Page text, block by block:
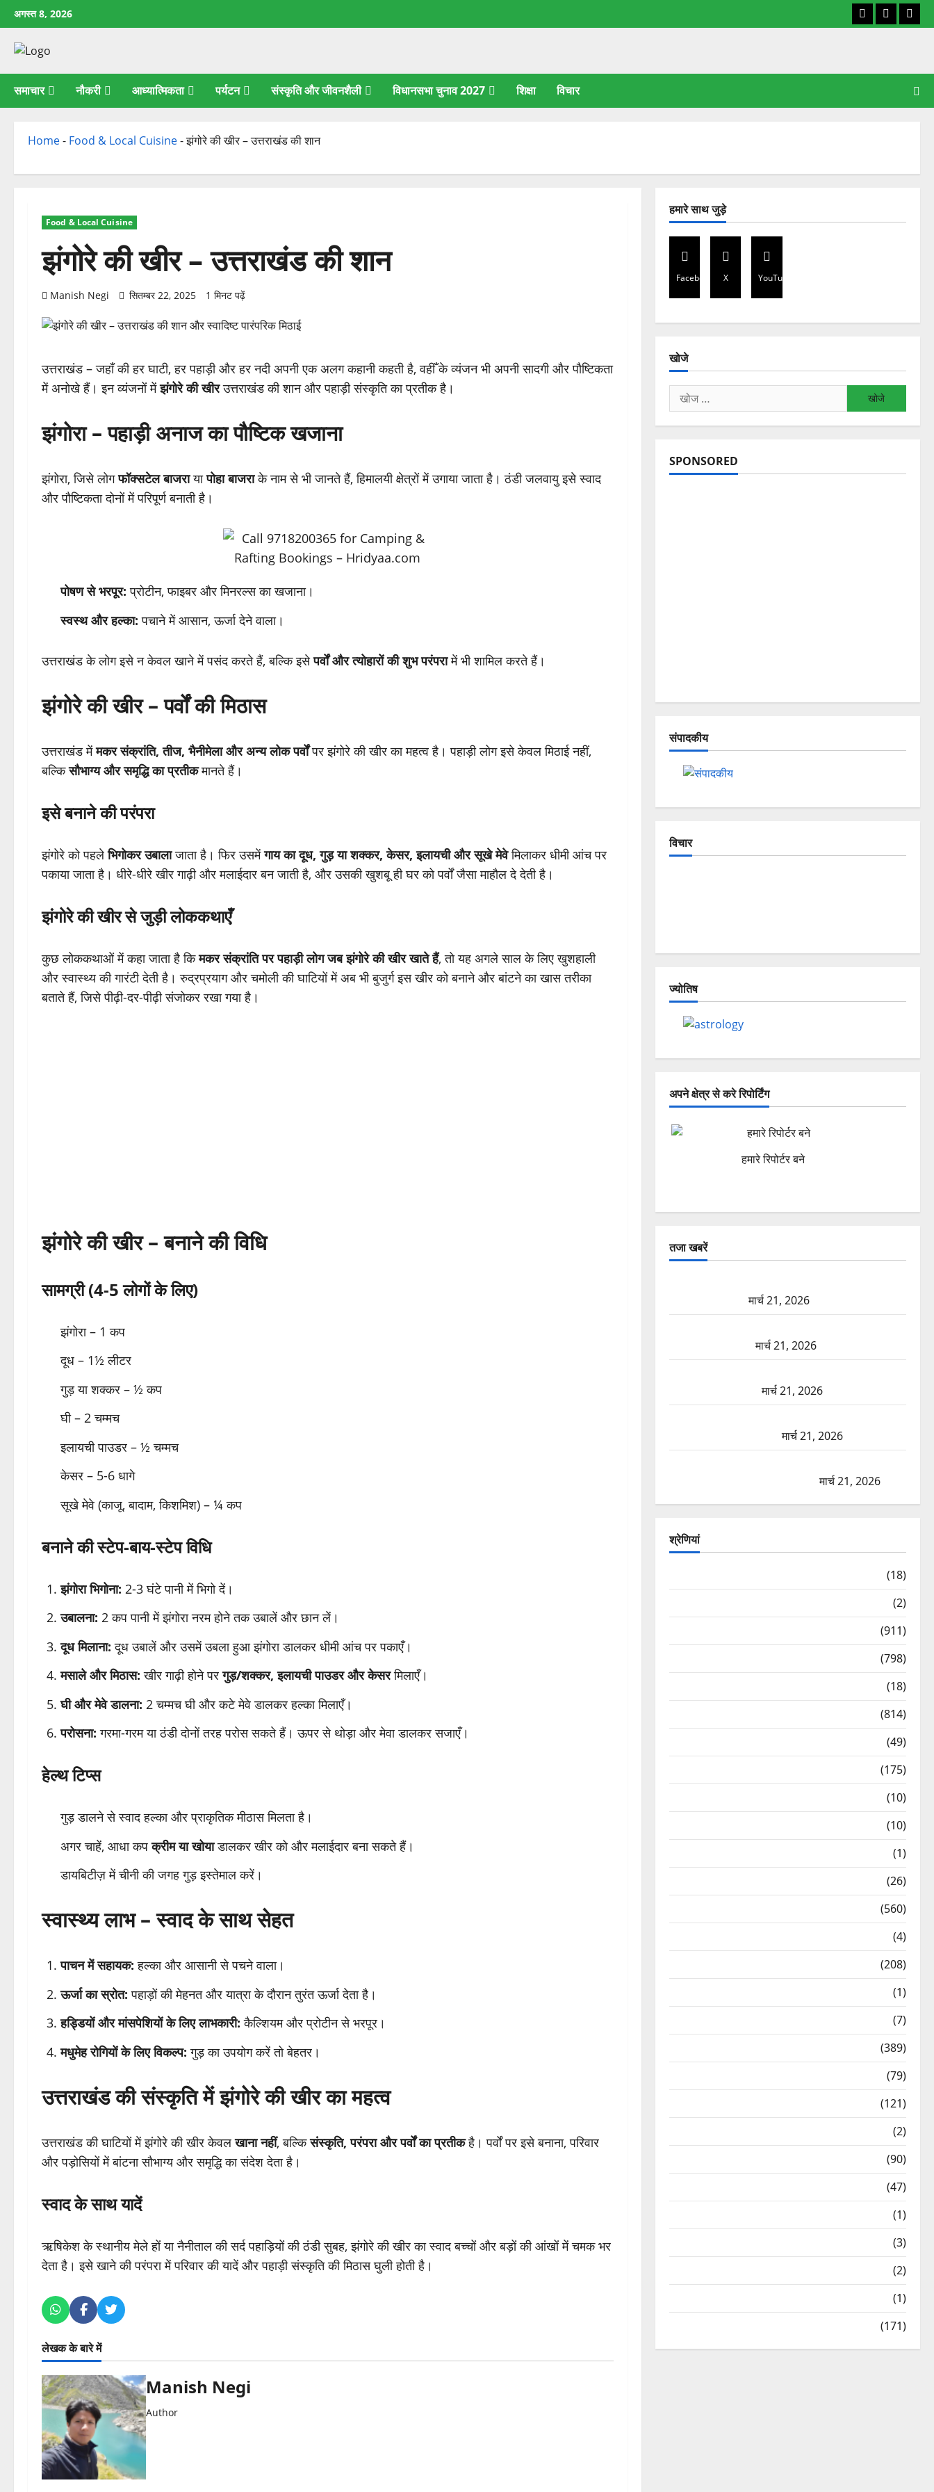
छोड़कर
सामग्री
अगस्त 8, 2026 Facebook
X
समाचार नौकरी आध्यात्मिकता पर्यटन संस्कृति और जीवनशैली विधानसभा चुनाव 2027 शिक्षा विचार
Home- Food & Local Cuisine-झंगोरे की खीर – उत्तराखंड की शान
Food & Local Cuisine
झंगोरे की खीर – उत्तराखंड की शान
Manish Negi सितम्बर 22, 2025 1 मिनट पढ़ें
उत्तराखंड – जहाँ की हर घाटी, हर पहाड़ी और हर नदी अपनी एक अलग कहानी कहती है, वहीँ के व्यंजन भी अपनी सादगी और पौष्टिकता
में अनोखे हैं। इन व्यंजनों मेंझंगोरे की खीरउत्तराखंड की शान और पहाड़ी संस्कृति का प्रतीक है।
झंगोरा – पहाड़ी अनाज का पौष्टिक खजाना
झंगोरा, जिसे लोगफॉक्सटेल बाजरायापोहा बाजराके नाम से भी जानते हैं, हिमालयी क्षेत्रों में उगाया जाता है। ठंडी जलवायु इसे स्वाद
और पौष्टिकता दोनों में परिपूर्ण बनाती है।
पोषण से भरपूर: प्रोटीन, फाइबर और मिनरल्स का खजाना।
स्वस्थ और हल्का: पचाने में आसान, ऊर्जा देने वाला।
उत्तराखंड के लोग इसे न केवल खाने में पसंद करते हैं, बल्कि इसेपर्वों और त्योहारों की शुभ परंपरामें भी शामिल करते हैं।
झंगोरे की खीर – पर्वों की मिठास
उत्तराखंड मेंमकर संक्रांति, तीज, भैनीमेला और अन्य लोक पर्वोंपर झंगोरे की खीर का महत्व है। पहाड़ी लोग इसे केवल मिठाई नहीं,
बल्किसौभाग्य और समृद्धि का प्रतीकमानते हैं।
इसे बनाने की परंपरा
झंगोरे को पहलेभिगोकर उबालाजाता है। फिर उसमेंगाय का दूध, गुड़ या शक्कर, केसर, इलायची और सूखे मेवेमिलाकर धीमी आंच पर
पकाया जाता है। धीरे-धीरे खीर गाढ़ी और मलाईदार बन जाती है, और उसकी खुशबू ही घर को पर्वों जैसा माहौल दे देती है।
झंगोरे की खीर से जुड़ी लोककथाएँ
कुछ लोककथाओं में कहा जाता है किमकर संक्रांति पर पहाड़ी लोग जब झंगोरे की खीर खाते हैं, तो यह अगले साल के लिए खुशहाली
और स्वास्थ्य की गारंटी देती है। रुद्रप्रयाग और चमोली की घाटियों में अब भी बुजुर्ग इस खीर को बनाने और बांटने का खास तरीका
बताते हैं, जिसे पीढ़ी-दर-पीढ़ी संजोकर रखा गया है।
झंगोरे की खीर – बनाने की विधि
सामग्री (4-5 लोगों के लिए)
झंगोरा – 1 कप
दूध – 1½ लीटर
गुड़ या शक्कर – ½ कप
घी – 2 चम्मच
इलायची पाउडर – ½ चम्मच
केसर – 5-6 धागे
सूखे मेवे (काजू, बादाम, किशमिश) – ¼ कप
बनाने की स्टेप-बाय-स्टेप विधि
झंगोरा भिगोना: 2-3 घंटे पानी में भिगो दें।
उबालना: 2 कप पानी में झंगोरा नरम होने तक उबालें और छान लें।
दूध मिलाना: दूध उबालें और उसमें उबला हुआ झंगोरा डालकर धीमी आंच पर पकाएँ।
मसाले और मिठास: खीर गाढ़ी होने परगुड़/शक्कर, इलायची पाउडर और केसरमिलाएँ।
घी और मेवे डालना: 2 चम्मच घी और कटे मेवे डालकर हल्का मिलाएँ।
परोसना: गरमा-गरम या ठंडी दोनों तरह परोस सकते हैं। ऊपर से थोड़ा और मेवा डालकर सजाएँ।
हेल्थ टिप्स
गुड़ डालने से स्वाद हल्का और प्राकृतिक मीठास मिलता है।
अगर चाहें, आधा कपक्रीम या खोयाडालकर खीर को और मलाईदार बना सकते हैं।
डायबिटीज़ में चीनी की जगह गुड़ इस्तेमाल करें।
स्वास्थ्य लाभ – स्वाद के साथ सेहत
पाचन में सहायक: हल्का और आसानी से पचने वाला।
ऊर्जा का स्रोत: पहाड़ों की मेहनत और यात्रा के दौरान तुरंत ऊर्जा देता है।
हड्डियों और मांसपेशियों के लिए लाभकारी: कैल्शियम और प्रोटीन से भरपूर।
मधुमेह रोगियों के लिए विकल्प: गुड़ का उपयोग करें तो बेहतर।
उत्तराखंड की संस्कृति में झंगोरे की खीर का महत्व
उत्तराखंड की घाटियों में झंगोरे की खीर केवलखाना नहीं, बल्किसंस्कृति, परंपरा और पर्वों का प्रतीकहै। पर्वों पर इसे बनाना, परिवार
और पड़ोसियों में बांटना सौभाग्य और समृद्धि का संदेश देता है।
स्वाद के साथ यादें
ऋषिकेश के स्थानीय मेले हों या नैनीताल की सर्द पहाड़ियों की ठंडी सुबह, झंगोरे की खीर का स्वाद बच्चों और बड़ों की आंखों में चमक भर
देता है। इसे खाने की परंपरा में परिवार की यादें और पहाड़ी संस्कृति की मिठास घुली होती है।
लेखक के बारे में
Manish Negi
Author
हमारे साथ जुड़े
Facebook X YouTube
खोजे
निम्न
को
खोजें:
SPONSORED
संपादकीय
विचार
ज्योतिष
अपने क्षेत्र से करे रिपोर्टिंग
हमारे रिपोर्टर बने
तजा खबरें
मार्च 21, 2026
मार्च 21, 2026
मार्च 21, 2026
मार्च 21, 2026
मार्च 21, 2026
श्रेणियां
(18)
(2)
(911)
(798)
(18)
(814)
(49)
(175)
(10)
(10)
(1)
(26)
(560)
(4)
(208)
(1)
(7)
(389)
(79)
(121)
(2)
(90)
(47)
(1)
(3)
(2)
(1)
(171)